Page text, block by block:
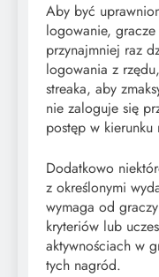
Aby być
logowanie,
przynajmniej raz
logowania z
streaka, aby
nie zaloguje się
postęp w
Dodatkowo
z określonymi
wymaga od
kryteriów lub
aktywnościach w
tych nagród.